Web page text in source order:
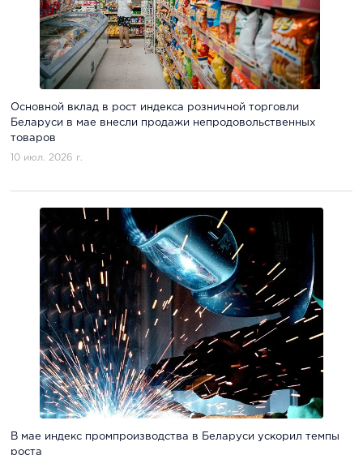
Основной вклад в рост индекса розничной торговли
Беларуси в мае внесли продажи непродовольственных
товаров
10 июл. 2026 г.
В мае индекс промпроизводства в Беларуси ускорил темпы
роста